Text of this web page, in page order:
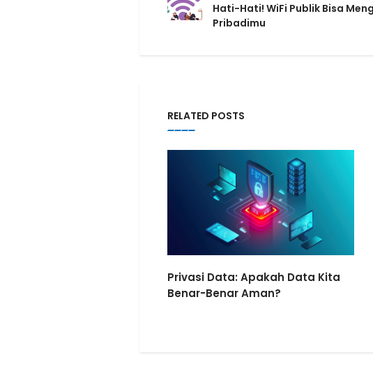
Hati-Hati! WiFi Publik Bisa
Pribadimu
RELATED POSTS
Privasi Data: Apakah Data Kita
Benar-Benar Aman?